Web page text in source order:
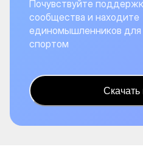
Почувствуйте
сообщества и находите
единомышленников для
спортом